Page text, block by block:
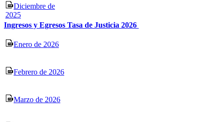
Diciembre de
2025
Ingresos y Egresos Tasa de Justicia 2026
Enero de 2026
Febrero de 2026
Marzo de 2026